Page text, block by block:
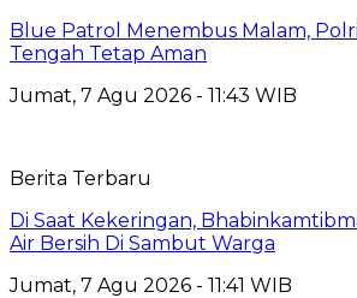
Blue Patrol Menembus Malam,
Tengah Tetap Aman
Jumat, 7 Agu 2026 - 11:43 WIB
Berita Terbaru
Di Saat Kekeringan,
Air Bersih Di Sambut Warga
Jumat, 7 Agu 2026 - 11:41 WIB